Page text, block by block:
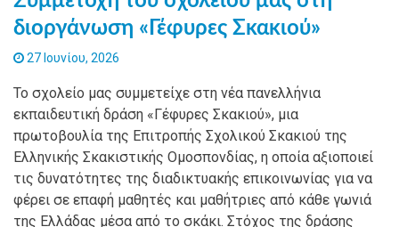
διοργάνωση «Γέφυρες Σκακιού»
27 Ιουνίου, 2026
Το σχολείο μας συμμετείχε στη νέα πανελλήνια
εκπαιδευτική δράση «Γέφυρες Σκακιού», μια
πρωτοβουλία της Επιτροπής Σχολικού Σκακιού της
Ελληνικής Σκακιστικής Ομοσπονδίας, η οποία αξιοποιεί
τις δυνατότητες της διαδικτυακής επικοινωνίας για να
φέρει σε επαφή μαθητές και μαθήτριες από κάθε γωνιά
της Ελλάδας μέσα από το σκάκι. Στόχος της δράσης